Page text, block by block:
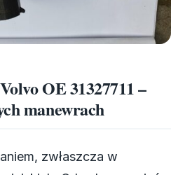
OE 31327711 –
manewrach
zwłaszcza w